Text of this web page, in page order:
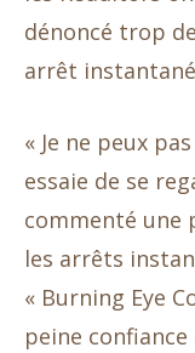
dénoncé trop
arrêt
« Je ne peux
essaie de se
commenté une
les arrêts
« Burning Eye
peine